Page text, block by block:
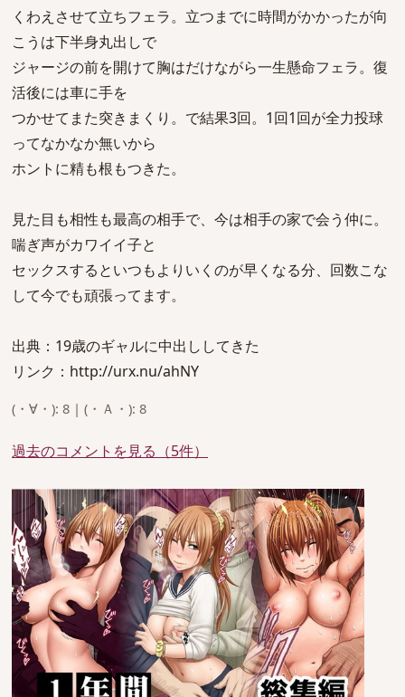
くわえさせて立ちフェラ。立つまでに時間がかかったが向
こうは下半身丸出しで
ジャージの前を開けて胸はだけながら一生懸命フェラ。復
活後には車に手を
つかせてまた突きまくり。で結果3回。1回1回が全力投球
ってなかなか無いから
ホントに精も根もつきた。
見た目も相性も最高の相手で、今は相手の家で会う仲に。
喘ぎ声がカワイイ子と
セックスするといつもよりいくのが早くなる分、回数こな
して今でも頑張ってます。
出典：19歳のギャルに中出ししてきた
リンク：http://urx.nu/ahNY
(・∀・): 8 | (・Ａ・): 8
過去のコメントを見る（5件）